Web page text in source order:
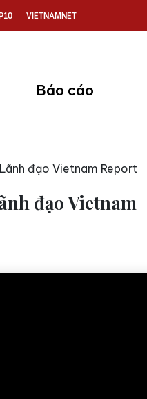
VIETNAMNET
Báo cáo
đạo Vietnam Report
đạo Vietnam